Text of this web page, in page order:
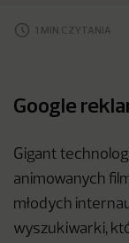
1 MIN CZYTANIA
Google
Gigant
animowanych
młodych
wyszukiwarki,